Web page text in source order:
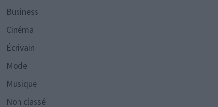
Business
Cinéma
Écrivain
Mode
Musique
Non classé